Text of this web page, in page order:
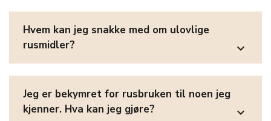
Hvem kan jeg snakke med om ulovlige
rusmidler?
expand_more
Jeg er bekymret for rusbruken til noen jeg
kjenner. Hva kan jeg gjøre?
expand_more